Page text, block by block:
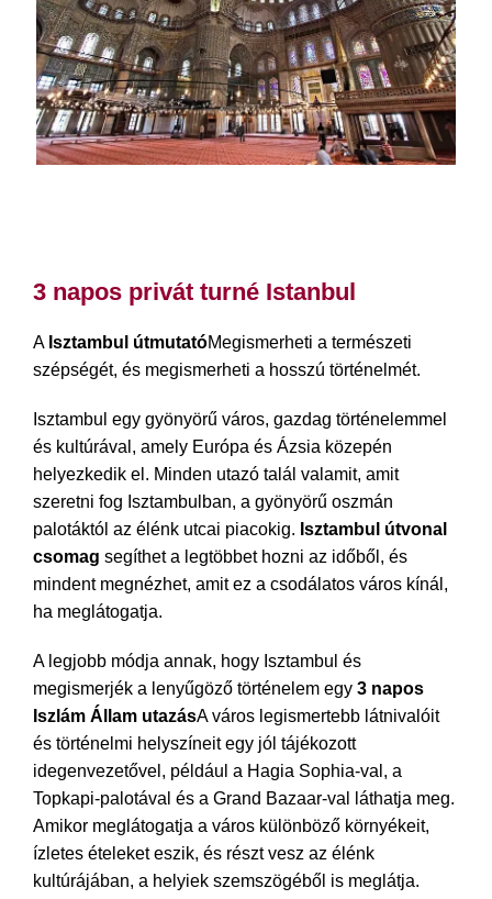
3 napos privát turné Istanbul
A Isztambul útmutatóMegismerheti a természeti
szépségét, és megismerheti a hosszú történelmét.
Isztambul egy gyönyörű város, gazdag történelemmel
és kultúrával, amely Európa és Ázsia közepén
helyezkedik el. Minden utazó talál valamit, amit
szeretni fog Isztambulban, a gyönyörű oszmán
palotáktól az élénk utcai piacokig. Isztambul útvonal
csomag segíthet a legtöbbet hozni az időből, és
mindent megnézhet, amit ez a csodálatos város kínál,
ha meglátogatja.
A legjobb módja annak, hogy Isztambul és
megismerjék a lenyűgöző történelem egy 3 napos
Iszlám Állam utazásA város legismertebb látnivalóit
és történelmi helyszíneit egy jól tájékozott
idegenvezetővel, például a Hagia Sophia-val, a
Topkapi-palotával és a Grand Bazaar-val láthatja meg.
Amikor meglátogatja a város különböző környékeit,
ízletes ételeket eszik, és részt vesz az élénk
kultúrájában, a helyiek szemszögéből is meglátja.